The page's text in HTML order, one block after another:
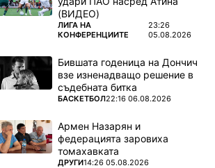
(ВИДЕО)
ПОВЕЧЕ ОТ
ЛИГА НА
КОНФЕРЕНЦИИТЕ
23:26
05.08.2026
Бившата годеница на Дончич
взе изненадващо решение в
съдебната битка
ПОВЕЧЕ ОТ
БАСКЕТБОЛ22:16 06.08.2026
Армен Назарян и
федерацията заровиха
томахавката
ПОВЕЧЕ ОТ
ДРУГИ14:26 05.08.2026